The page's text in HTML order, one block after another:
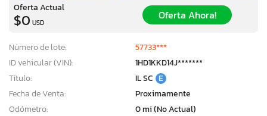
Oferta Actual
$0 USD
Oferta Ahora!
Número de lote:
57733***
ID vehicular (VIN):
1HD1KKD14J*******
Título:
IL SC E
Fecha de Venta:
Proximamente
Odómetro:
0 mi (No Actual)